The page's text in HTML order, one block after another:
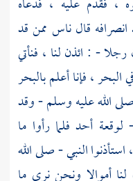
قال ناس ممن قد
- : ائذن لنا ، فنأتي
، فإنا أعلم بالبحر
الله عليه وسلم - وقد
أحد فلما رأوا ما
النبي - صلى الله
أموالا ونحن نرى ما